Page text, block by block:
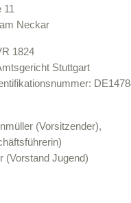
Neckar
1824
Stuttgart
(Vorsitzender),
(Vorstand Jugend)